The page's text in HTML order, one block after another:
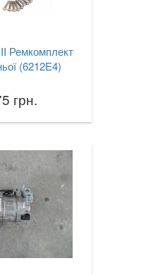
Ремкомплект
(6212E4)
грн.